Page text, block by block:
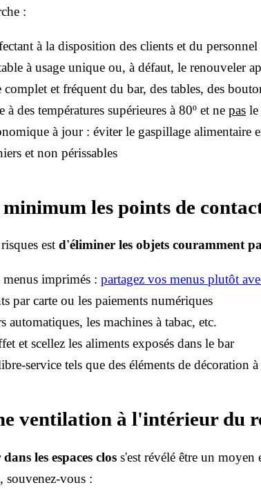
:
à la disposition des clients et du personnel
à usage unique ou, à défaut, le renouveler
et fréquent du bar, des tables, des
des températures supérieures à 80º et nepas le
à jour : éviter le gaspillage alimentaire
et non périssables
les points de
estd'éliminer les objets couramment
menus imprimés :partagez vos menus plutôt
par carte ou les paiements numériques
automatiques, les machines à tabac, etc.
et scellez les aliments exposés dans le bar
service tels que des éléments de décoration
ventilation à l'intérieur du
les espaces clos s'est révélé être un
vous :